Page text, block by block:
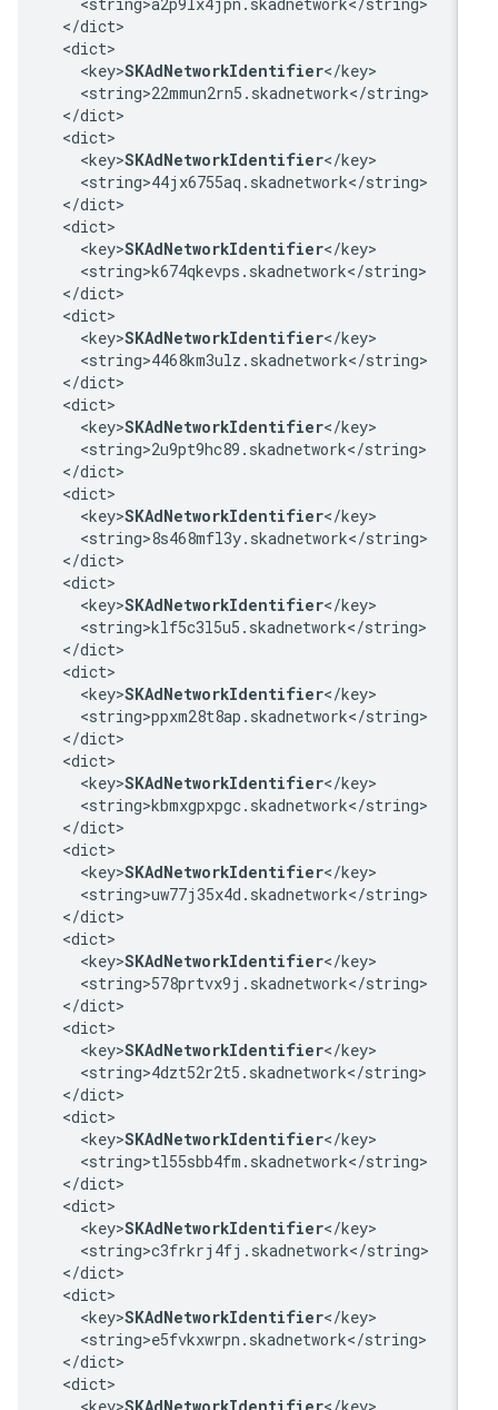
  </dict>
  <dict>
    <key>
SKAdNetworkIdentifier</key>
    <string>22mmun2rn5.skadnetwork</string>
  </dict>
  <dict>
    <key>
SKAdNetworkIdentifier</key>
    <string>44jx6755aq.skadnetwork</string>
  </dict>
  <dict>
    <key>
SKAdNetworkIdentifier</key>
    <string>k674qkevps.skadnetwork</string>
  </dict>
  <dict>
    <key>
SKAdNetworkIdentifier</key>
    <string>4468km3ulz.skadnetwork</string>
  </dict>
  <dict>
    <key>
SKAdNetworkIdentifier</key>
    <string>2u9pt9hc89.skadnetwork</string>
  </dict>
  <dict>
    <key>
SKAdNetworkIdentifier</key>
    <string>8s468mfl3y.skadnetwork</string>
  </dict>
  <dict>
    <key>
SKAdNetworkIdentifier</key>
    <string>klf5c3l5u5.skadnetwork</string>
  </dict>
  <dict>
    <key>
SKAdNetworkIdentifier</key>
    <string>ppxm28t8ap.skadnetwork</string>
  </dict>
  <dict>
    <key>
SKAdNetworkIdentifier</key>
    <string>kbmxgpxpgc.skadnetwork</string>
  </dict>
  <dict>
    <key>
SKAdNetworkIdentifier</key>
    <string>uw77j35x4d.skadnetwork</string>
  </dict>
  <dict>
    <key>
SKAdNetworkIdentifier</key>
    <string>578prtvx9j.skadnetwork</string>
  </dict>
  <dict>
    <key>
SKAdNetworkIdentifier</key>
    <string>4dzt52r2t5.skadnetwork</string>
  </dict>
  <dict>
    <key>
SKAdNetworkIdentifier</key>
    <string>tl55sbb4fm.skadnetwork</string>
  </dict>
  <dict>
    <key>
SKAdNetworkIdentifier</key>
    <string>c3frkrj4fj.skadnetwork</string>
  </dict>
  <dict>
    <key>
SKAdNetworkIdentifier</key>
    <string>e5fvkxwrpn.skadnetwork</string>
  </dict>
  <dict>